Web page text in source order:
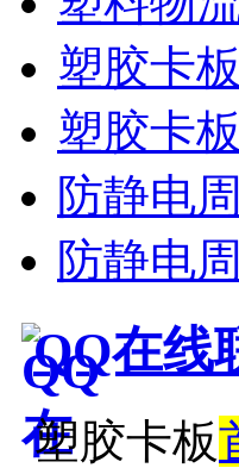
塑胶卡
塑胶卡
防静电
防静电
QQ在线
塑胶卡板